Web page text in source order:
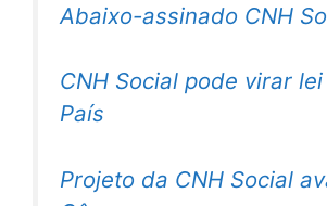
Abaixo-assinado CNH
CNH Social pode virar
País
Projeto da CNH Social